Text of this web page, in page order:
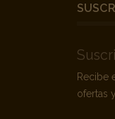
Recibe
ofertas